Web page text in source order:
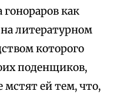
как
литературном
которого
поденщиков,
мстят ей тем, что,